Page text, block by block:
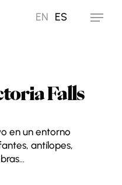
EN ES Menu
Falls
en un entorno
antílopes,